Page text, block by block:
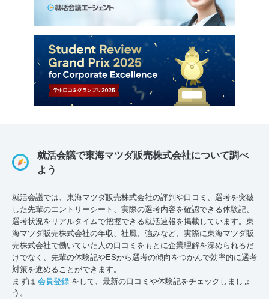
就活会議で東海マツダ販売株式会社について調べ
よう
就活会議では、東海マツダ販売株式会社の評判や口コミ、選考を突破
した先輩のエントリーシート、実際の選考内容を確認できる体験記、
選考状況をリアルタイムで把握できる就活速報を掲載しています。東
海マツダ販売株式会社の年収、社風、強みなど、実際に東海マツダ販
売株式会社で働いていた人の口コミをもとに企業理解を深められるだ
けでなく、先輩の体験記やESから選考の傾向をつかんで効率的に選考
対策を進めることができます。
まずは 会員登録 をして、最新の口コミや体験記をチェックしましょ
う。